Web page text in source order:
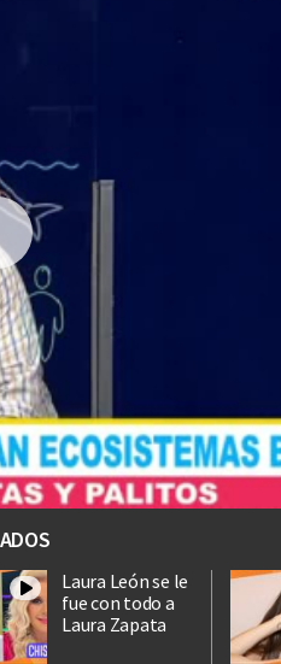
Laura León se le
fue con todo a
Laura Zapata